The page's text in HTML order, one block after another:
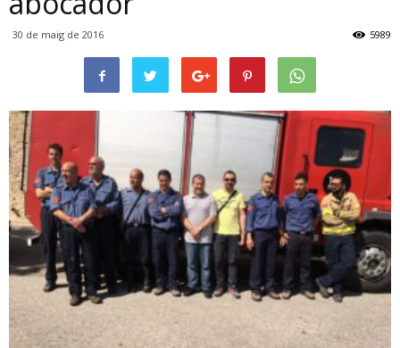
30 de maig de 2016 5989